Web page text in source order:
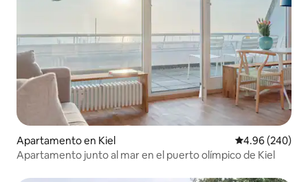
Apartamento en Kiel Calificación
4.96 (240)
Apartamento junto al mar en el puerto olímpico de Kiel